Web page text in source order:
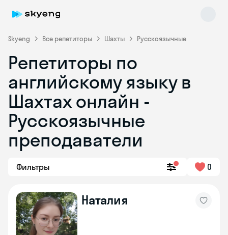
Skyeng Все репетиторы Шахты Русскоязычные
Репетиторы по
английскому языку в
Шахтах онлайн -
Русскоязычные
преподаватели
Фильтры 0
Наталия
online